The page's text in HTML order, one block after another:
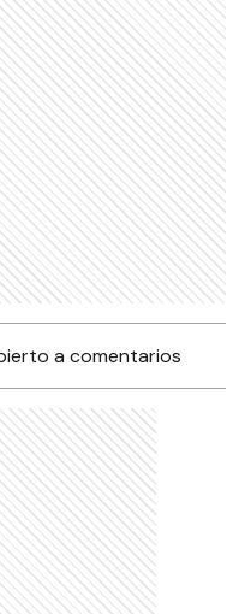
a comentarios